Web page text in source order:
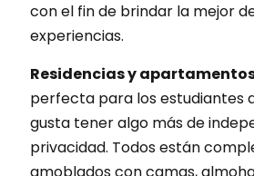
con el fin de brindar la mejor
experiencias.
Residencias y
perfecta para los estudiantes
gusta tener algo más de
privacidad. Todos están
amoblados con camas,